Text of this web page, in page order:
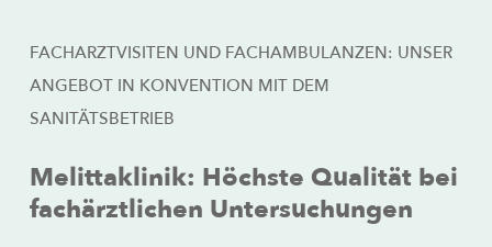
FACHARZTVISITEN UND FACHAMBULANZEN: UNSER
ANGEBOT IN KONVENTION MIT DEM
SANITÄTSBETRIEB
Melittaklinik: Höchste Qualität bei
fachärztlichen Untersuchungen